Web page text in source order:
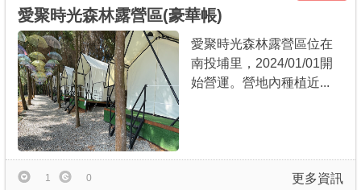
愛聚時光森林露營區(豪華帳)
愛聚時光森林露營區位在
南投埔里，2024/01/01開
始營運。營地內種植近...
更多資訊
1 0